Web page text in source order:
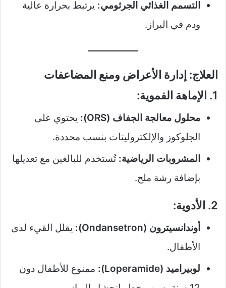
التسمم الغذائي الجرثومي: يرتبط بحرارة عالية
ودم في البراز.
العلاج: إدارة الأعراض ومنع المضاعفات
1. الإماهة الفموية:
محلول معالجة الجفاف (ORS):
يحتوي على
الجلوكوز والإلكتروليتات بنسب محددة.
المشروبات الرياضية: تُستخدم للبالغين مع تعديلها
بإضافة رشة ملح.
2. الأدوية:
أوندانسيترون (Ondansetron):
يقلل القيء لدى
الأطفال.
لوبيراميد (Loperamide):
ممنوع للأطفال دون